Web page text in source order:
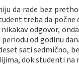
da rade bez
treba da počne
odgovor,
periodu od godinu
sati sedmično,
dok studenti na